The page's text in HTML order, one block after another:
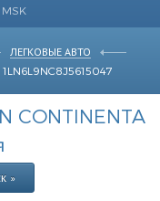
ЛЕГКОВЫЕ АВТО
1LN6L9NC8J5615047
CONTINENTA
»